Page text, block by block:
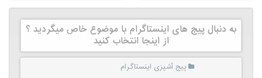
به دنبال پیج های اینستاگرام با موضوع خاص میگردید ؟
از اینجا انتخاب کنید
پیج آشپزی اینستاگرام